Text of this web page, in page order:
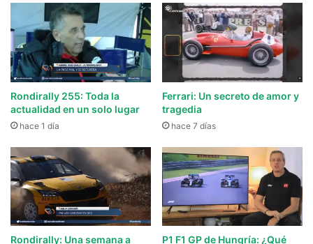
Rondirally 255: Toda la
actualidad en un solo lugar
hace 1 día
Ferrari: Un secreto de amor y
tragedia
hace 7 días
Rondirally: Una semana a
P1 F1 GP de Hungría: ¿Qué